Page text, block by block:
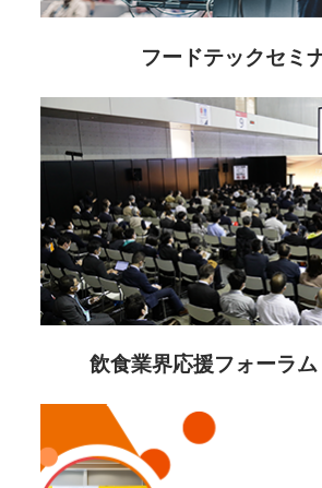
フードテックセミ
飲食業界応援フォーラム